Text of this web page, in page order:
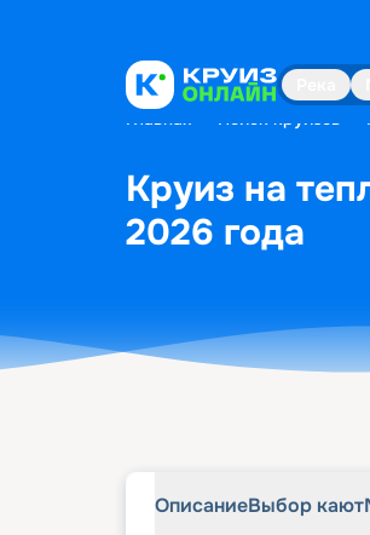
Главная Поиск круизов
Круиз на
2026 года
ОписаниеВыбор кают